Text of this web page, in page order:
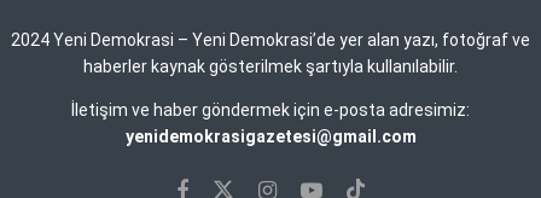
2024 Yeni Demokrasi – Yeni Demokrasi’de yer alan yazı, fotoğraf ve
haberler kaynak gösterilmek şartıyla kullanılabilir.
İletişim ve haber göndermek için e-posta adresimiz:
yenidemokrasigazetesi@gmail.com